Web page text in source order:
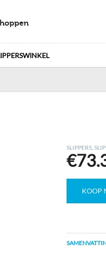
SLIPPERS,
€
KOOP